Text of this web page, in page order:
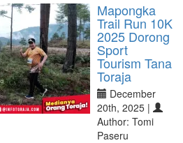
Mapongka
Trail Run 10K
2025 Dorong
Sport
Tourism Tana
Toraja
December
20th, 2025 |
Author: Tomi
Paseru